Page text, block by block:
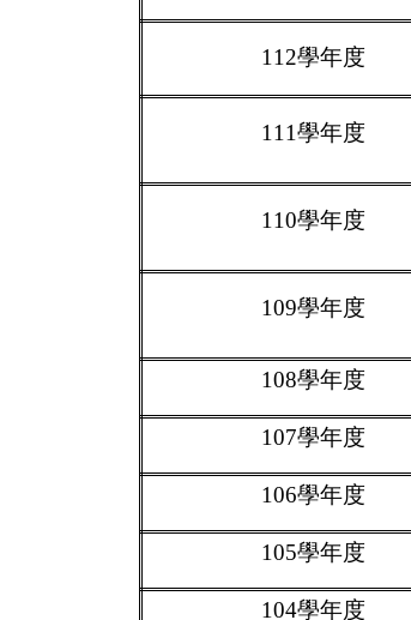
112學年度
111學年度
110學年度
109學年度
108學年度
107學年度
106學年度
105學年度
104學年度